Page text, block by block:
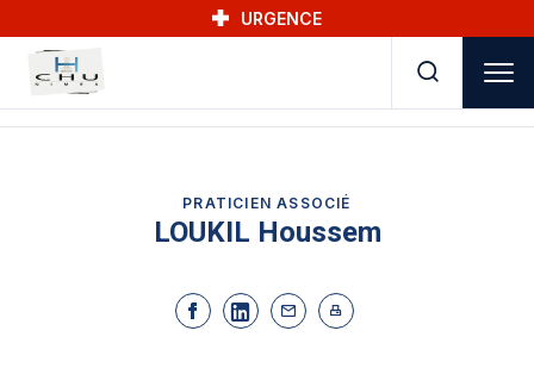
URGENCE
PRATICIEN ASSOCIÉ
LOUKIL Houssem